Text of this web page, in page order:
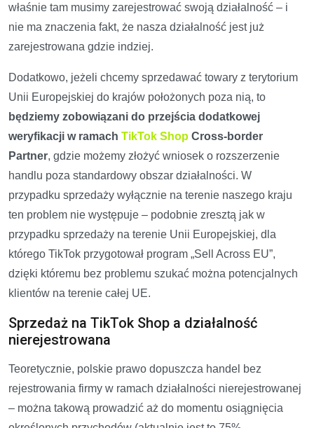
właśnie tam musimy zarejestrować swoją działalność – i
nie ma znaczenia fakt, że nasza działalność jest już
zarejestrowana gdzie indziej.
Dodatkowo, jeżeli chcemy sprzedawać towary z terytorium
Unii Europejskiej do krajów położonych poza nią, to
będziemy zobowiązani do przejścia dodatkowej
weryfikacji w ramach TikTok Shop Cross-border
Partner, gdzie możemy złożyć wniosek o rozszerzenie
handlu poza standardowy obszar działalności. W
przypadku sprzedaży wyłącznie na terenie naszego kraju
ten problem nie występuje – podobnie zresztą jak w
przypadku sprzedaży na terenie Unii Europejskiej, dla
którego TikTok przygotował program „Sell Across EU”,
dzięki któremu bez problemu szukać można potencjalnych
klientów na terenie całej UE.
Sprzedaż na TikTok Shop a działalność
nierejestrowana
Teoretycznie, polskie prawo dopuszcza handel bez
rejestrowania firmy w ramach działalności nierejestrowanej
– można takową prowadzić aż do momentu osiągnięcia